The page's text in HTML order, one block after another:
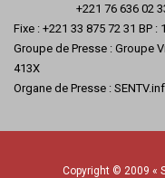
+221 76 636 02 33 :
Fixe : +221 33 875 72 31 BP :
Groupe de Presse : Groupe
413X
Organe de Presse :
Copyright © 2009 «